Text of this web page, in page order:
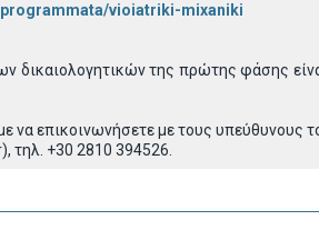
vioiatriki-mixaniki
δικαιολογητικών της πρώτης φάσης
να επικοινωνήσετε με τους
τηλ. +30 2810 394526.